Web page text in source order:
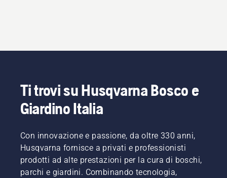
Ti trovi su Husqvarna Bosco e
Giardino Italia
Con innovazione e passione, da oltre 330 anni,
Husqvarna fornisce a privati e professionisti
prodotti ad alte prestazioni per la cura di boschi,
parchi e giardini. Combinando tecnologia,